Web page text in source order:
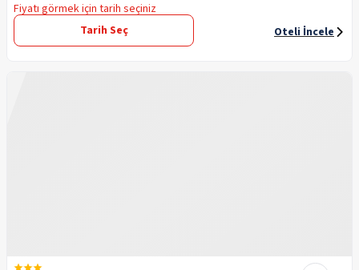
Fiyatı görmek için tarih seçiniz
Tarih Seç
Oteli İncele